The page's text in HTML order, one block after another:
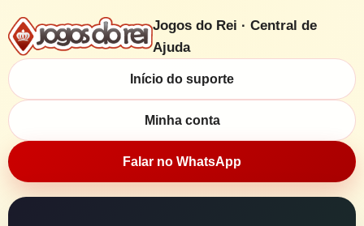
Jogos do Rei · Central de
Ajuda
Início do suporte
Minha conta
Falar no WhatsApp